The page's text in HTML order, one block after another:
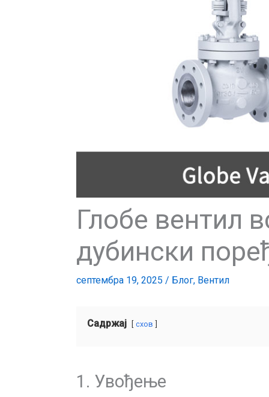
Глобе вентил
дубински
септембра 19, 2025 / Блог, Вентил
Садржај схов
1. Увођење